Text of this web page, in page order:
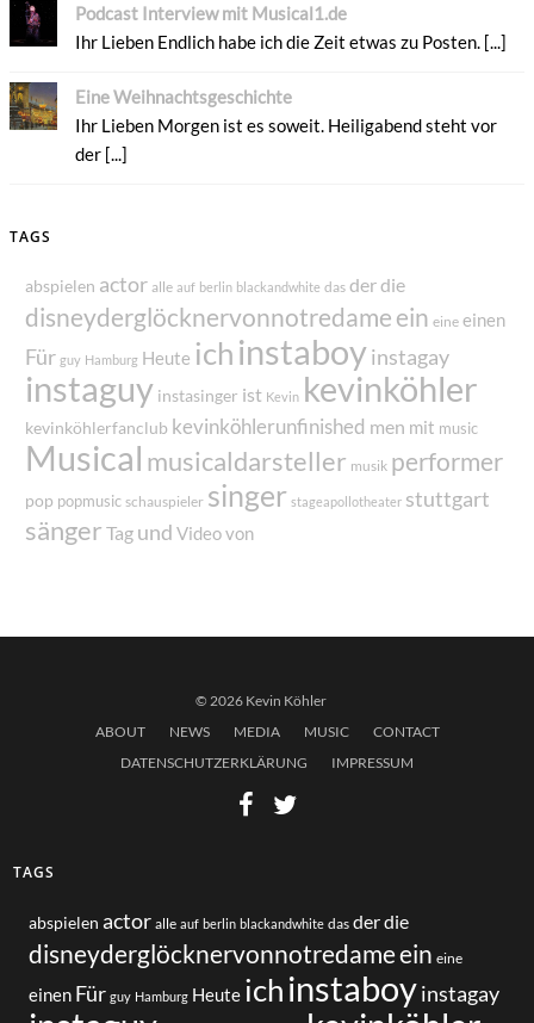
Podcast Interview mit Musical1.de
Ihr Lieben Endlich habe ich die Zeit etwas zu Posten. [...]
Eine Weihnachtsgeschichte
Ihr Lieben Morgen ist es soweit. Heiligabend steht vor
der [...]
TAGS
abspielen actor alle auf berlin blackandwhite das derdie
disneyderglöcknervonnotredame ein eine einen
Für guy Hamburg Heute ichinstaboy instagay
instaguy instasinger ist Kevin kevinköhler
kevinköhlerfanclub kevinköhlerunfinished men mit music
Musical musicaldarsteller musik performer
pop popmusic schauspieler singer stageapollotheater stuttgart
sänger Tag und Video von
© 2026 Kevin Köhler
ABOUT
NEWS MEDIA MUSIC
CONTACT
DATENSCHUTZERKLÄRUNG
IMPRESSUM
TAGS
abspielen actor alle auf berlin blackandwhite das derdie
disneyderglöcknervonnotredameein eine
einen Für guy Hamburg Heute ichinstaboy instagay